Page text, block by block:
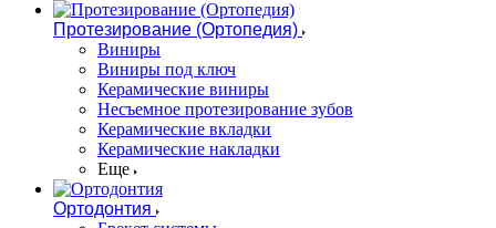
Протезирование (Ортопедия)
Виниры
Виниры под ключ
Керамические виниры
Несъемное протезирование зубов
Керамические вкладки
Керамические накладки
Еще
Ортодонтия